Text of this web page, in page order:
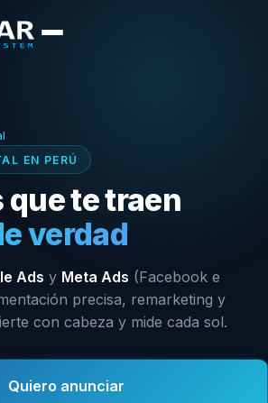
EN PERÚ
te traen
verdad
Ads y Meta Ads (Facebook e
precisa, remarketing y
con cabeza y mide cada sol.
Quiero anunciar